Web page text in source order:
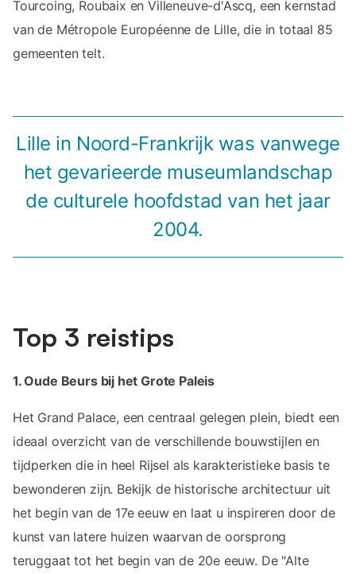
Tourcoing, Roubaix en Villeneuve-d'Ascq, een kernstad
van de Métropole Européenne de Lille, die in totaal 85
gemeenten telt.
Lille in Noord-Frankrijk was vanwege
het gevarieerde museumlandschap
de culturele hoofdstad van het jaar
2004.
Top 3 reistips
1. Oude Beurs bij het Grote Paleis
Het Grand Palace, een centraal gelegen plein, biedt een
ideaal overzicht van de verschillende bouwstijlen en
tijdperken die in heel Rijsel als karakteristieke basis te
bewonderen zijn. Bekijk de historische architectuur uit
het begin van de 17e eeuw en laat u inspireren door de
kunst van latere huizen waarvan de oorsprong
teruggaat tot het begin van de 20e eeuw. De "Alte